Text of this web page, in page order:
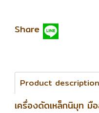
Share
Product description
เครื่องดัดเหล็กนิมุท มื